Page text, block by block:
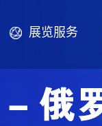
展览服务